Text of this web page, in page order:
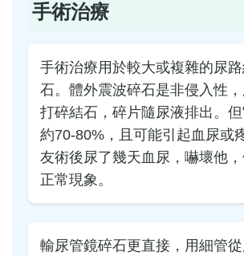
手術治療
手術治療用於較大或複雜的尿
石。體外震波碎石是非侵入性
打碎結石，碎片隨尿液排出。
約70-80%，且可能引起血尿或
友術後尿了幾天血尿，嚇壞他
正常現象。
輸尿管鏡碎石更直接，用細管從